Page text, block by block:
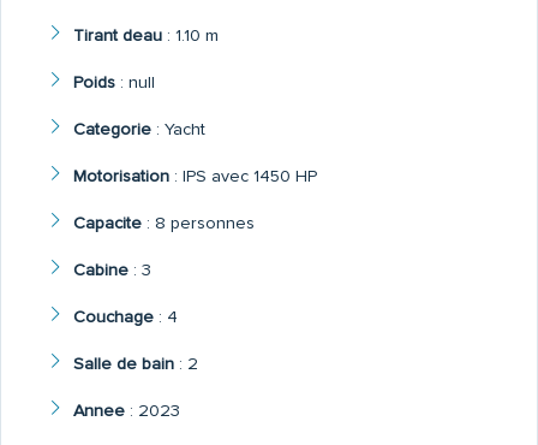
Tirant deau: 1.10 m
Poids: null
Categorie: Yacht
Motorisation: IPS avec 1450 HP
Capacite: 8 personnes
Cabine: 3
Couchage: 4
Salle de bain: 2
Annee: 2023